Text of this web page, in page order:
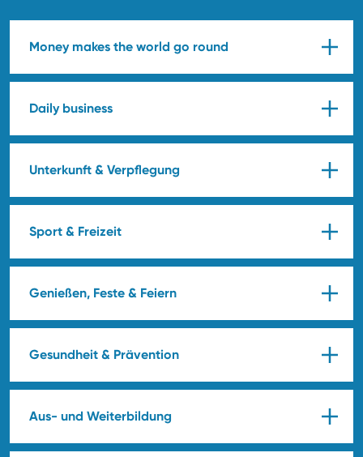
Money makes the world go round
Daily business
Unterkunft & Verpflegung
Sport & Freizeit
Genießen, Feste & Feiern
Gesundheit & Prävention
Aus- und Weiterbildung